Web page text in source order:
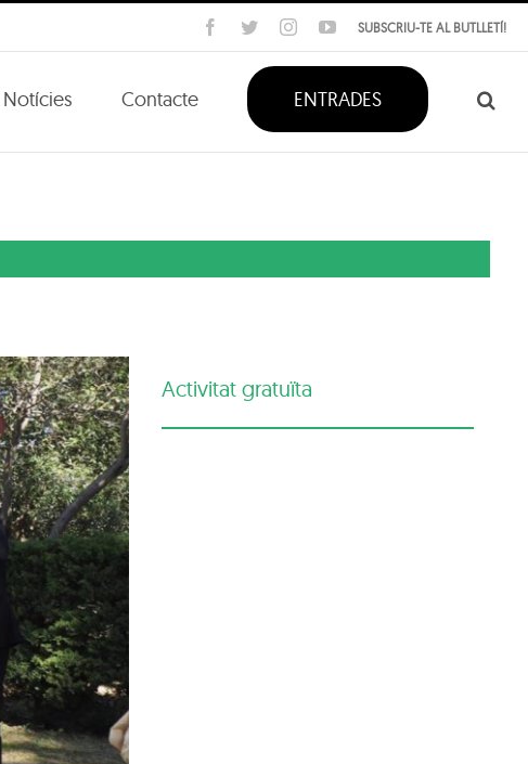
SUBSCRIU-TE AL BUTLLETÍ!
Facebook
TwitterInstagramYouTube
Notícies Contacte ENTRADES
Activitat gratuïta